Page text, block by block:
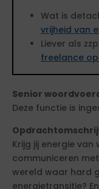
Wat is
vrijheid van
Liever als
freelance
Senior
Deze functie is
Krijg jij energie
communiceren
wereld waar hard
energietransitie?